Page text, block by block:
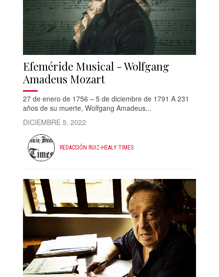
Efeméride Musical - Wolfgang
Amadeus Mozart
27 de enero de 1756 – 5 de diciembre de 1791 A 231
años de su muerte, Wolfgang Amadeus...
DICIEMBRE 5, 2022
REDACCIÓN RUIZ-HEALY TIMES